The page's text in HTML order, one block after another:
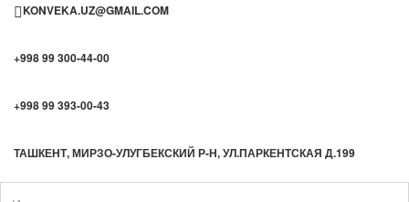
KONVEKA.UZ@GMAIL.COM
+998 99 300-44-00
+998 99 393-00-43
ТАШКЕНТ, МИРЗО-УЛУГБЕКСКИЙ Р-Н, УЛ.ПАРКЕНТСКАЯ Д.199